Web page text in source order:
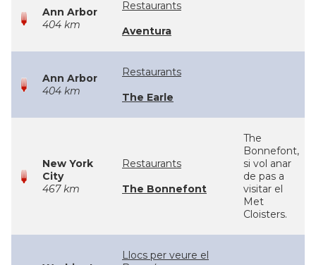
Ann Arbor
404 km
Restaurants
Aventura
Ann Arbor
404 km
Restaurants
The Earle
New York
City
467 km
Restaurants
The Bonnefont
The
Bonnefont,
si vol anar
de pas a
visitar el
Met
Cloisters.
Llocs per veure el